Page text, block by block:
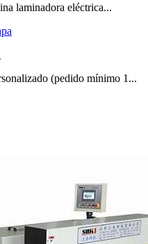
laminadora eléctrica...
(pedido mínimo 1...